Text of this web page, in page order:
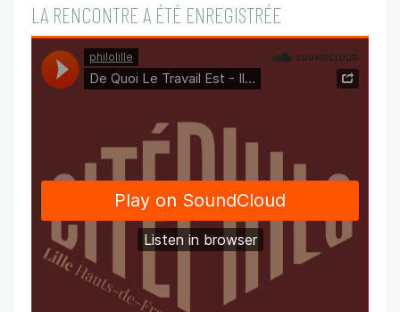
LA RENCONTRE A ÉTÉ ENREGISTRÉE